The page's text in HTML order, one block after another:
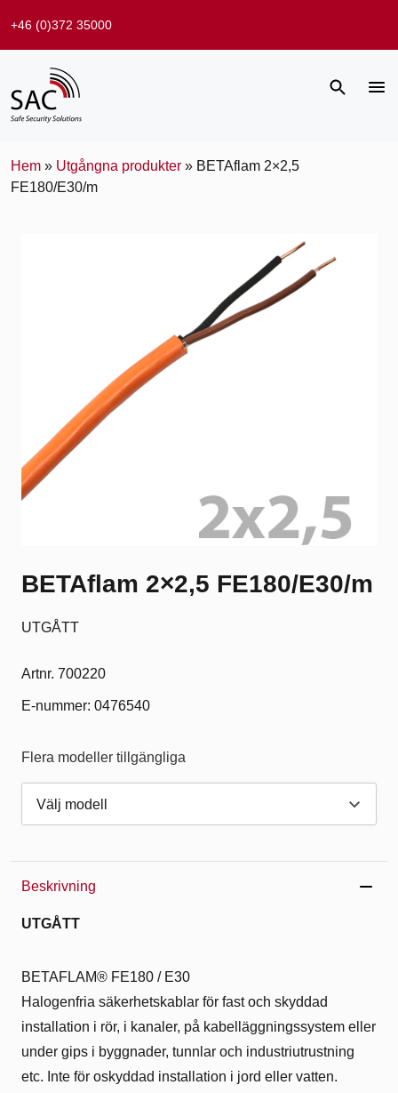
+46 (0)372 35000
Hem » Utgångna produkter » BETAflam 2×2,5
FE180/E30/m
BETAflam 2×2,5 FE180/E30/m
UTGÅTT
Artnr. 700220
E-nummer: 0476540
Flera modeller tillgängliga
Beskrivning
UTGÅTT
BETAFLAM® FE180 / E30
Halogenfria säkerhetskablar för fast och skyddad
installation i rör, i kanaler, på kabelläggningssystem eller
under gips i byggnader, tunnlar och industriutrustning
etc. Inte för oskyddad installation i jord eller vatten.